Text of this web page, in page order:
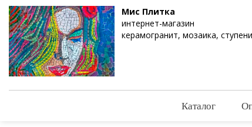
Мис Плитка
интернет-магазин
керамогранит, мозаика, ступени
Каталог